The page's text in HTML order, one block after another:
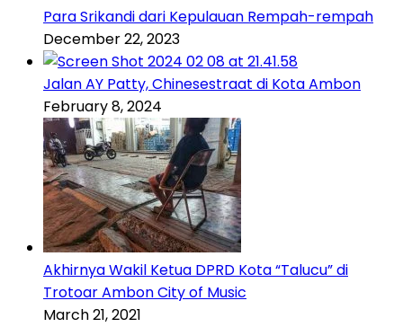
Para Srikandi dari Kepulauan Rempah-rempah
December 22, 2023
Jalan AY Patty, Chinesestraat di Kota Ambon
February 8, 2024
Akhirnya Wakil Ketua DPRD Kota “Talucu” di
Trotoar Ambon City of Music
March 21, 2021